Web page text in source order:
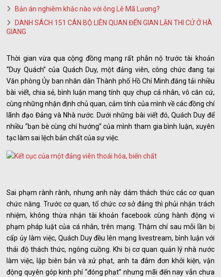
Bản án nghiêm khắc nào với ông Lê Mã Lương?
DANH SÁCH 151 CÁN BỘ LIÊN QUAN ĐẾN GIAN LẬN THI CỬ Ở HÀ
GIANG
Thời gian vừa qua cộng đồng mạng rất phẫn nộ trước tài khoản
“Duy Quách” của Quách Duy, một đảng viên, công chức đang tại
Văn phòng Ủy ban nhân dân Thành phố Hồ Chí Minh.đăng tải nhiều
bài viết, chia sẻ, bình luận mang tính quy chụp cá nhân, vô căn cứ,
cùng những nhận định chủ quan, cảm tính của mình về các đồng chí
lãnh đạo Đảng và Nhà nước. Dưới những bài viết đó, Quách Duy để
nhiều “bạn bè cùng chí hướng” của mình tham gia bình luận, xuyên
tạc làm sai lệch bản chất của sự việc.
Sai phạm rành rành, nhưng anh này dám thách thức các cơ quan
chức năng. Trước cơ quan, tổ chức cơ sở đảng thì phủi nhận trách
nhiệm, không thừa nhận tài khoản facebook cùng hành động vi
phạm pháp luật của cá nhân, trên mạng. Thậm chí sau mỗi lần bị
cấp ủy làm việc, Quách Duy đều lên mạng livestream, bình luận với
thái độ thách thức, ngông cuồng. Khi bị cơ quan quản lý nhà nước
làm việc, lập biên bản và xử phạt, anh ta đâm đơn khởi kiện, vận
động quyên góp kinh phí “đóng phạt” nhưng mãi đến nay vẫn chưa